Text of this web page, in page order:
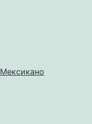
Мексикано